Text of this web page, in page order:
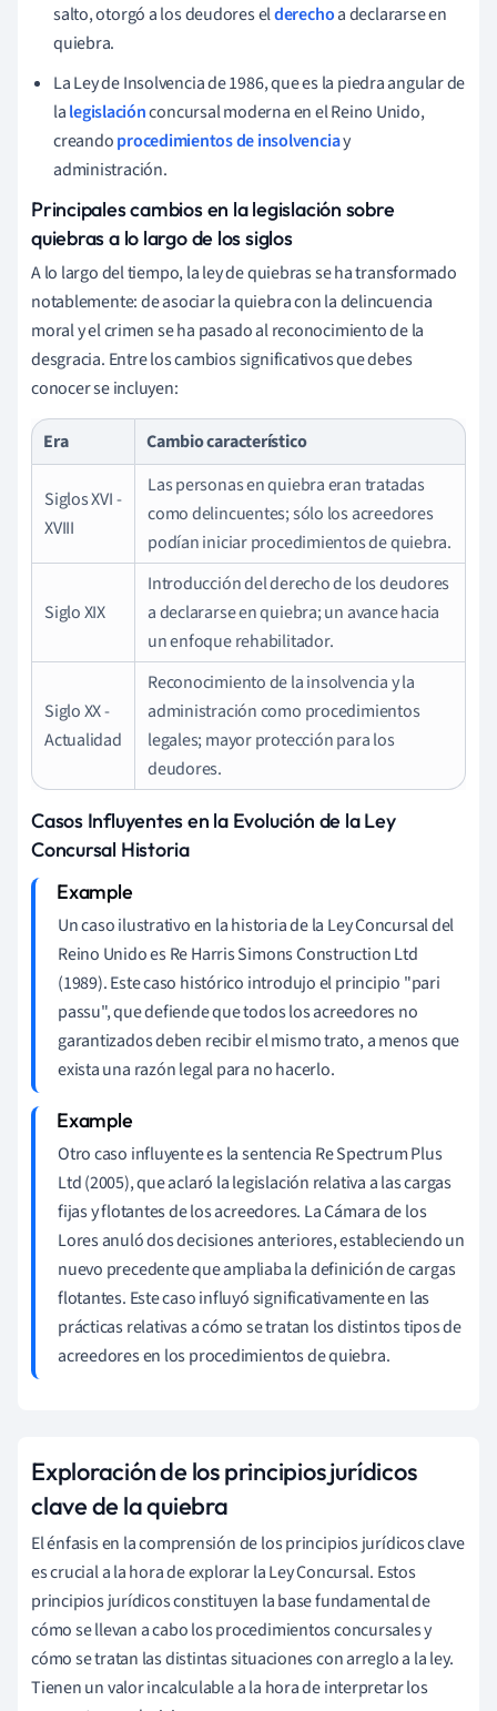
salto, otorgó a los deudores elderechoa declararse en
quiebra.
La Ley de Insolvencia de 1986, que es la piedra angular de
lalegislaciónconcursal moderna en el Reino Unido,
creandoprocedimientos de insolvenciay
administración.
Principales cambios en la legislación sobre
quiebras a lo largo de los siglos
A lo largo del tiempo, la ley de quiebras se ha transformado
notablemente: de asociar la quiebra con la delincuencia
moral y el crimen se ha pasado al reconocimiento de la
desgracia. Entre los cambios significativos que debes
conocer se incluyen:
Era Cambio característico
Siglos XVI -
XVIII
Las personas en quiebra eran tratadas
como delincuentes; sólo los acreedores
podían iniciar procedimientos de quiebra.
Siglo XIX
Introducción del derecho de los deudores
a declararse en quiebra; un avance hacia
un enfoque rehabilitador.
Siglo XX -
Actualidad
Reconocimiento de la insolvencia y la
administración como procedimientos
legales; mayor protección para los
deudores.
Casos Influyentes en la Evolución de la Ley
Concursal Historia
Un caso ilustrativo en la historia de la Ley Concursal del
Reino Unido es Re Harris Simons Construction Ltd
(1989). Este caso histórico introdujo el principio "pari
passu", que defiende que todos los acreedores no
garantizados deben recibir el mismo trato, a menos que
exista una razón legal para no hacerlo.
Otro caso influyente es la sentencia Re Spectrum Plus
Ltd (2005), que aclaró la legislación relativa a las cargas
fijas y flotantes de los acreedores. La Cámara de los
Lores anuló dos decisiones anteriores, estableciendo un
nuevo precedente que ampliaba la definición de cargas
flotantes. Este caso influyó significativamente en las
prácticas relativas a cómo se tratan los distintos tipos de
acreedores en los procedimientos de quiebra.
Exploración de los principios jurídicos
clave de la quiebra
El énfasis en la comprensión de los principios jurídicos clave
es crucial a la hora de explorar la Ley Concursal. Estos
principios jurídicos constituyen la base fundamental de
cómo se llevan a cabo los procedimientos concursales y
cómo se tratan las distintas situaciones con arreglo a la ley.
Tienen un valor incalculable a la hora de interpretar los